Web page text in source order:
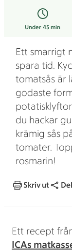
Under 45 min
Ett smarrigt
spara tid.
tomatsås är
godaste
du hackar
krämig sås
tomater.
rosmarin!
Skriv ut
Ett recept
ICAs